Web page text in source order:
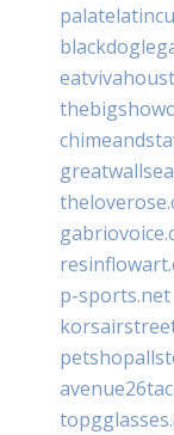
p-sports.net